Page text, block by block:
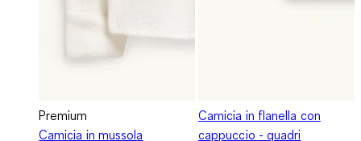
Premium
Camicia in mussola
Camicia in flanella con
cappuccio - quadri